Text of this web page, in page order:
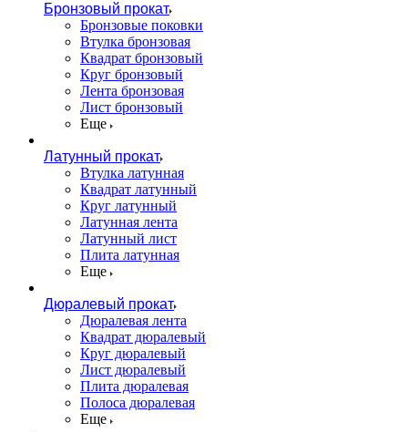
Бронзовый прокат
Бронзовые поковки
Втулка бронзовая
Квадрат бронзовый
Круг бронзовый
Лента бронзовая
Лист бронзовый
Еще
Латунный прокат
Втулка латунная
Квадрат латунный
Круг латунный
Латунная лента
Латунный лист
Плита латунная
Еще
Дюралевый прокат
Дюралевая лента
Квадрат дюралевый
Круг дюралевый
Лист дюралевый
Плита дюралевая
Полоса дюралевая
Еще